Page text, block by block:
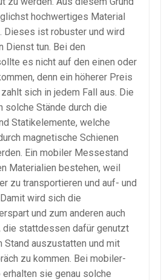
hochwertiges Material
Dieses ist robuster und wird
Dienst tun. Bei den
es nicht auf den einen oder
denn ein höherer Preis
sich in jedem Fall aus. Die
solche Stände durch die
Statikelemente, welche
magnetische Schienen
Ein mobiler Messestand
Materialien bestehen, weil
zu transportieren und auf- und
wird sich die
und zum anderen auch
die stattdessen dafür genutzt
Stand auszustatten und mit
zu kommen. Bei mobiler-
sie genau solche